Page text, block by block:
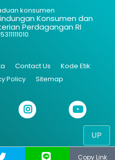
Copy Link
UP
konsumen
Konsumen dan
Perdagangan RI
Contact Us
Kode Etik
Policy Sitemap